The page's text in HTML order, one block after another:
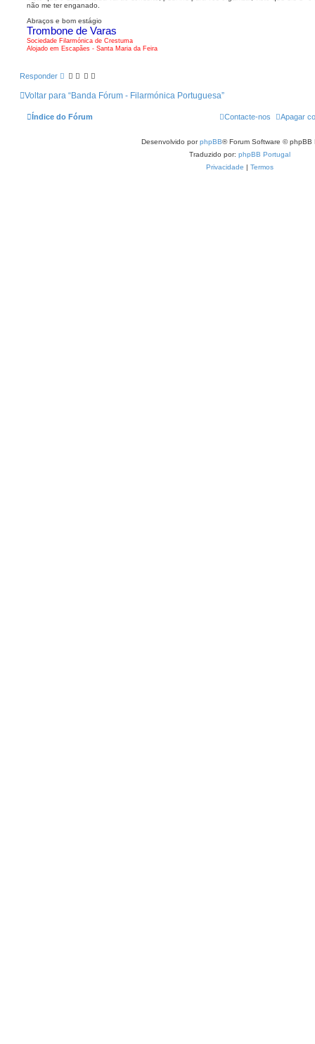
não me ter enganado.
Abraços e bom estágio
Trombone de Varas
Sociedade Filarmónica de Crestuma
Alojado em Escapães - Santa Maria da Feira
Responder
Voltar para “Banda Fórum - Filarmónica Portuguesa”
Índice do Fórum Apagar
Contacte-nos
Desenvolvido porphpBB® Forum Software © phpBB
Traduzido por: phpBB Portugal
Privacidade | Termos